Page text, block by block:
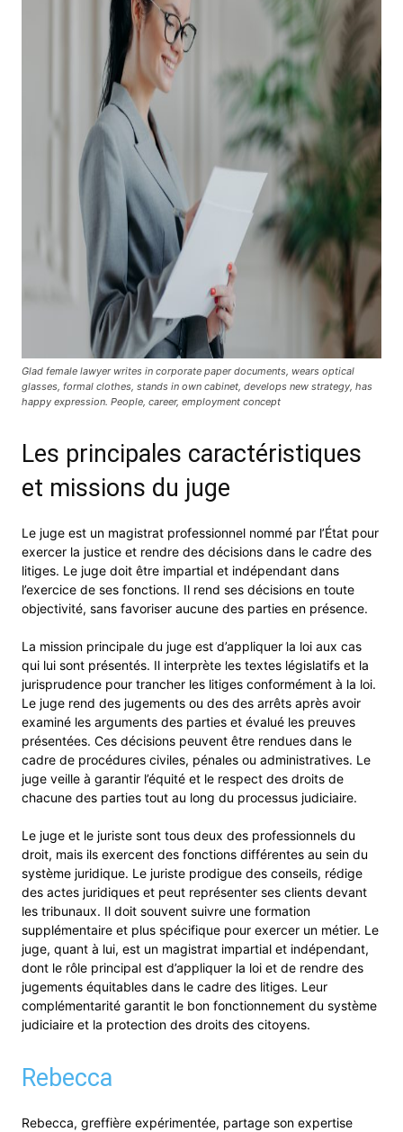
Glad female lawyer writes in corporate paper documents, wears optical
glasses, formal clothes, stands in own cabinet, develops new strategy, has
happy expression. People, career, employment concept
Les principales caractéristiques
et missions du juge
Le juge est un magistrat professionnel nommé par l’État pour
exercer la justice et rendre des décisions dans le cadre des
litiges. Le juge doit être impartial et indépendant dans
l’exercice de ses fonctions. Il rend ses décisions en toute
objectivité, sans favoriser aucune des parties en présence.
La mission principale du juge est d’appliquer la loi aux cas
qui lui sont présentés. Il interprète les textes législatifs et la
jurisprudence pour trancher les litiges conformément à la loi.
Le juge rend des jugements ou des des arrêts après avoir
examiné les arguments des parties et évalué les preuves
présentées. Ces décisions peuvent être rendues dans le
cadre de procédures civiles, pénales ou administratives. Le
juge veille à garantir l’équité et le respect des droits de
chacune des parties tout au long du processus judiciaire.
Le juge et le juriste sont tous deux des professionnels du
droit, mais ils exercent des fonctions différentes au sein du
système juridique. Le juriste prodigue des conseils, rédige
des actes juridiques et peut représenter ses clients devant
les tribunaux. Il doit souvent suivre une formation
supplémentaire et plus spécifique pour exercer un métier. Le
juge, quant à lui, est un magistrat impartial et indépendant,
dont le rôle principal est d’appliquer la loi et de rendre des
jugements équitables dans le cadre des litiges. Leur
complémentarité garantit le bon fonctionnement du système
judiciaire et la protection des droits des citoyens.
Rebecca
Rebecca, greffière expérimentée, partage son expertise